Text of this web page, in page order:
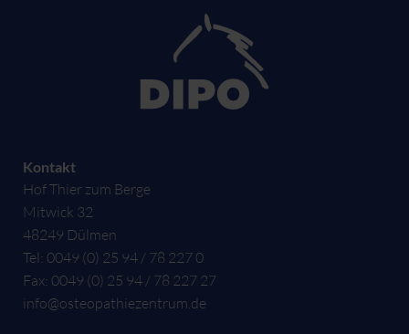
Kontakt
Hof Thier zum Berge
Mitwick 32
48249 Dülmen
Tel: 0049 (0) 25 94 / 78 227 0
Fax: 0049 (0) 25 94 / 78 227 27
info@osteopathiezentrum.de